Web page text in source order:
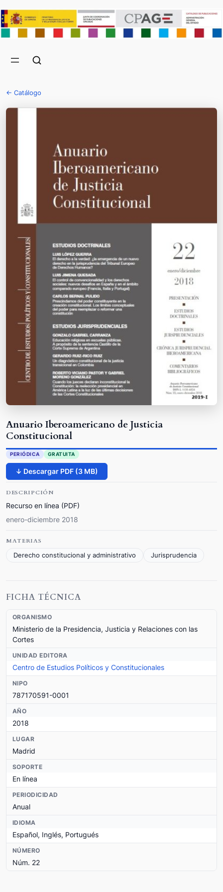
← Catálogo
Anuario Iberoamericano de Justicia
Constitucional
PERIÓDICA GRATUITA
↓ Descargar PDF (3 MB)
DESCRIPCIÓN
Recurso en línea (PDF)
enero-diciembre 2018
MATERIAS
Derecho constitucional y administrativo
Jurisprudencia
FICHA TÉCNICA
ORGANISMO
Ministerio de la Presidencia, Justicia y Relaciones con las
Cortes
UNIDAD EDITORA
Centro de Estudios Políticos y Constitucionales
NIPO
787170591-0001
AÑO
2018
LUGAR
Madrid
SOPORTE
En línea
PERIODICIDAD
Anual
IDIOMA
Español, Inglés, Portugués
NÚMERO
Núm. 22